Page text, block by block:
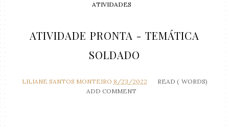
ATIVIDADES
ATIVIDADE PRONTA - TEMÁTICA
SOLDADO
LILIANE SANTOS MONTEIRO 8/23/2022 READ ( WORDS)
ADD COMMENT